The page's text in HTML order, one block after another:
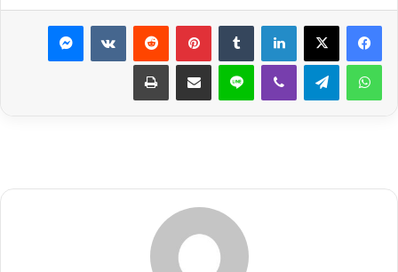
لينكدإن بينتيريست ماسنجر
واتساب تيلقرام ڤايبر لاين مشاركة عبر البريد طباعة